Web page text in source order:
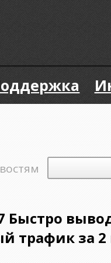
Быстро
трафик за 2